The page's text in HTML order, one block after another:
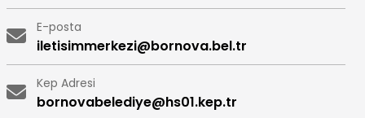
E-posta
iletisimmerkezi@bornova.bel.tr
Kep Adresi
bornovabelediye@hs01.kep.tr